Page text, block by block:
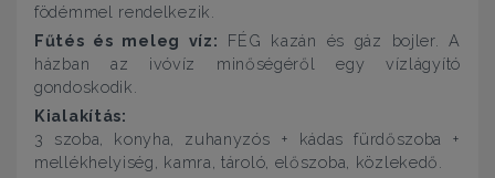
födémmel rendelkezik.
Fűtés és meleg víz: FÉG kazán és gáz bojler. A
házban az ivóvíz minőségéről egy vízlágyító
gondoskodik.
Kialakítás:
3 szoba, konyha, zuhanyzós + kádas fürdőszoba +
mellékhelyiség, kamra, tároló, előszoba, közlekedő.